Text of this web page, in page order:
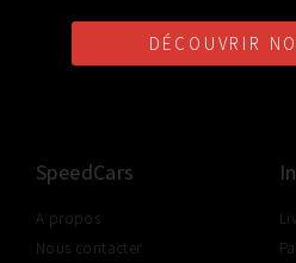
LIVRAISON SHOP2SHOP
GRATUITE
PAIEMENT EN
SÉCURISÉ
SpeedCars
A propos
Nous contacter
DÉCOUVRIR